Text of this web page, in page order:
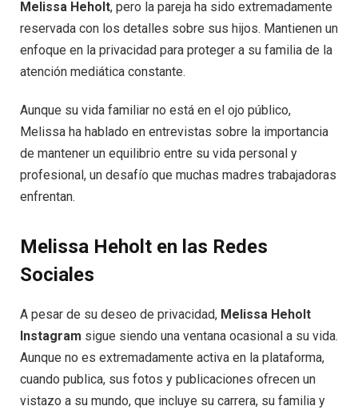
Melissa Heholt, pero la pareja ha sido extremadamente
reservada con los detalles sobre sus hijos. Mantienen un
enfoque en la privacidad para proteger a su familia de la
atención mediática constante.
Aunque su vida familiar no está en el ojo público,
Melissa ha hablado en entrevistas sobre la importancia
de mantener un equilibrio entre su vida personal y
profesional, un desafío que muchas madres trabajadoras
enfrentan.
Melissa Heholt en las Redes
Sociales
A pesar de su deseo de privacidad, Melissa Heholt
Instagram sigue siendo una ventana ocasional a su vida.
Aunque no es extremadamente activa en la plataforma,
cuando publica, sus fotos y publicaciones ofrecen un
vistazo a su mundo, que incluye su carrera, su familia y